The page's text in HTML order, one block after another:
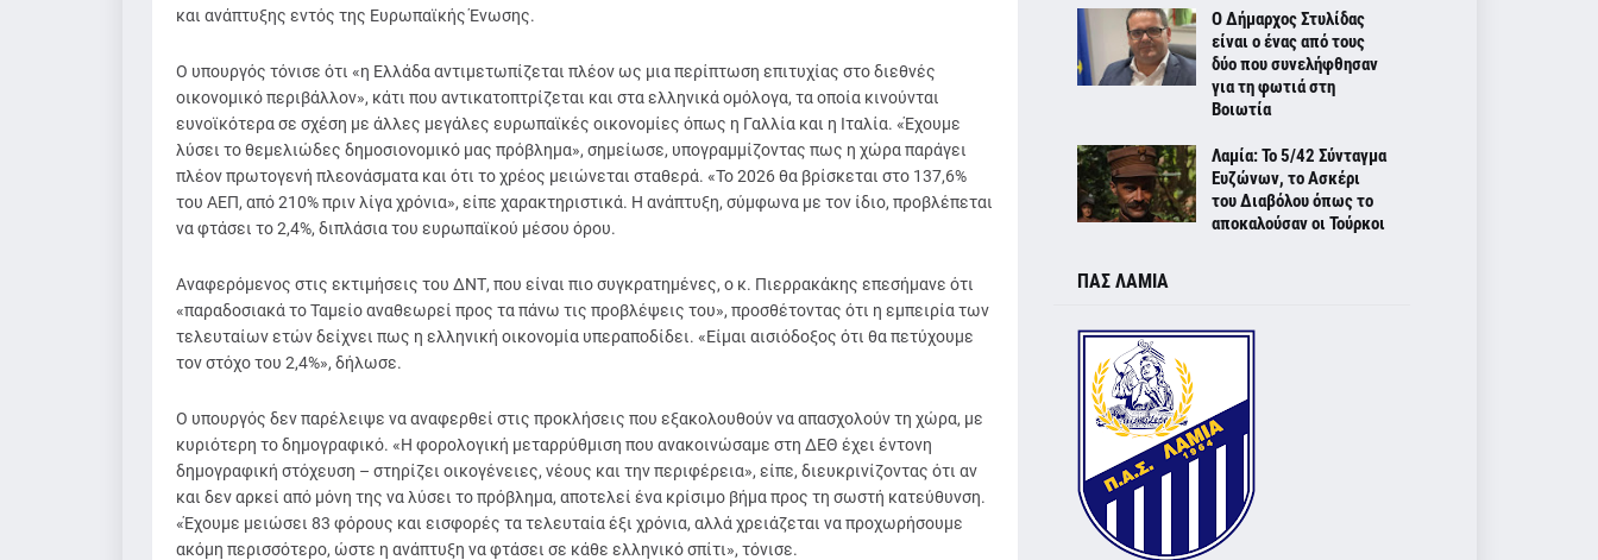
και ανάπτυξης εντός της Ευρωπαϊκής Ένωσης.
Ο υπουργός τόνισε ότι «η Ελλάδα αντιμετωπίζεται πλέον ως μια περίπτωση επιτυχίας στο διεθνές
οικονομικό περιβάλλον», κάτι που αντικατοπτρίζεται και στα ελληνικά ομόλογα, τα οποία κινούνται
ευνοϊκότερα σε σχέση με άλλες μεγάλες ευρωπαϊκές οικονομίες όπως η Γαλλία και η Ιταλία. «Έχουμε
λύσει το θεμελιώδες δημοσιονομικό μας πρόβλημα», σημείωσε, υπογραμμίζοντας πως η χώρα παράγει
πλέον πρωτογενή πλεονάσματα και ότι το χρέος μειώνεται σταθερά. «Το 2026 θα βρίσκεται στο 137,6%
του ΑΕΠ, από 210% πριν λίγα χρόνια», είπε χαρακτηριστικά. Η ανάπτυξη, σύμφωνα με τον ίδιο, προβλέπεται
να φτάσει το 2,4%, διπλάσια του ευρωπαϊκού μέσου όρου.
Αναφερόμενος στις εκτιμήσεις του ΔΝΤ, που είναι πιο συγκρατημένες, ο κ. Πιερρακάκης επεσήμανε ότι
«παραδοσιακά το Ταμείο αναθεωρεί προς τα πάνω τις προβλέψεις του», προσθέτοντας ότι η εμπειρία των
τελευταίων ετών δείχνει πως η ελληνική οικονομία υπεραποδίδει. «Είμαι αισιόδοξος ότι θα πετύχουμε
τον στόχο του 2,4%», δήλωσε.
Ο υπουργός δεν παρέλειψε να αναφερθεί στις προκλήσεις που εξακολουθούν να απασχολούν τη χώρα, με
κυριότερη το δημογραφικό. «Η φορολογική μεταρρύθμιση που ανακοινώσαμε στη ΔΕΘ έχει έντονη
δημογραφική στόχευση – στηρίζει οικογένειες, νέους και την περιφέρεια», είπε, διευκρινίζοντας ότι αν
και δεν αρκεί από μόνη της να λύσει το πρόβλημα, αποτελεί ένα κρίσιμο βήμα προς τη σωστή κατεύθυνση.
«Έχουμε μειώσει 83 φόρους και εισφορές τα τελευταία έξι χρόνια, αλλά χρειάζεται να προχωρήσουμε
ακόμη περισσότερο, ώστε η ανάπτυξη να φτάσει σε κάθε ελληνικό σπίτι», τόνισε.
Ο Δήμαρχος Στυλίδας
είναι ο ένας από τους
δύο που συνελήφθησαν
για τη φωτιά στη
Βοιωτία
Λαμία: Το 5/42 Σύνταγμα
Ευζώνων, το Ασκέρι
του Διαβόλου όπως το
αποκαλούσαν οι Τούρκοι
ΠΑΣ ΛΑΜΙΑ